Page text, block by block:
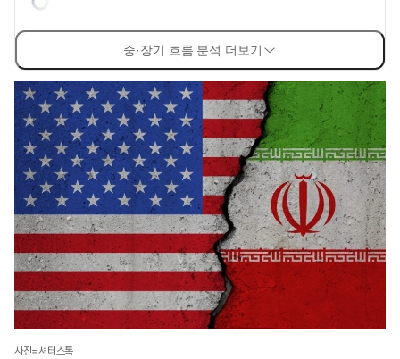
중·장기 흐름 분석 더보기
사진=셔터스톡